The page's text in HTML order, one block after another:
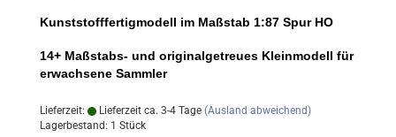
Kunststofffertigmodell im Maßstab 1:87 Spur HO
14+ Maßstabs- und originalgetreues Kleinmodell für
erwachsene Sammler
Lieferzeit: Lieferzeit ca. 3-4 Tage (Ausland abweichend)
Lagerbestand: 1 Stück